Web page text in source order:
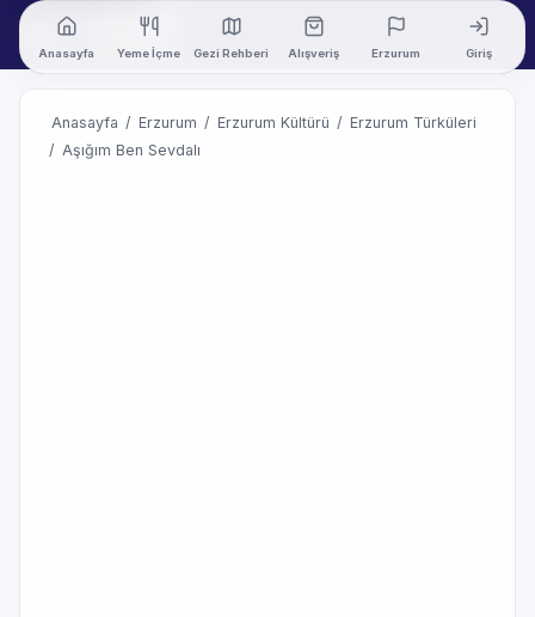
Anasayfa Yeme İçme Gezi Rehberi Alışveriş Erzurum Giriş
Anasayfa / Erzurum / Erzurum Kültürü / Erzurum Türküleri
/ Aşığım Ben Sevdalı